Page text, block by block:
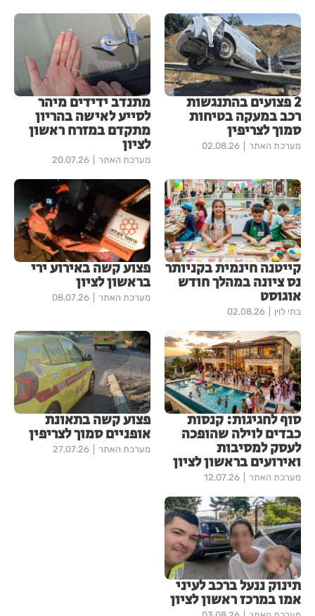
2 פצועים בהתנגשות
רכב במעקה בטיחות
סמוך לצריפין
מערכת האתר 02.08.26
מתנדב ידידים מיהר
לסייע לאישה בהריון
מתקדם במזרח ראשון
לציון
מערכת האתר 20.07.26
קייטנה חינמית בקניותר
נס ציונה במהלך חודש
אוגוסט
בתי לוין 02.08.26
פצוע קשה באירוע ירי
בראשון לציון
מערכת האתר 08.07.26
סוף לחגיגות: קנסות
כבדים לוילה שהופכה
לעסק למסיבות
ואירועים בראשון לציון
מערכת האתר 12.07.26
פצוע קשה בתאונת
אופניים סמוך לצריפין
מערכת האתר 27.07.26
תינוק ננעל ברכב לעיני
אמו במרכז ראשון לציון